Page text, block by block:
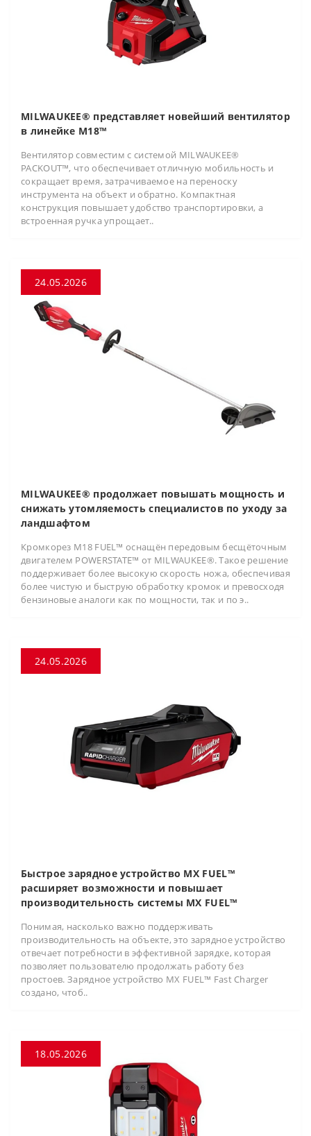
MILWAUKEE® представляет новейший вентилятор
в линейке M18™
Вентилятор совместим с системой MILWAUKEE®
PACKOUT™, что обеспечивает отличную мобильность и
сокращает время, затрачиваемое на переноску
инструмента на объект и обратно. Компактная
конструкция повышает удобство транспортировки, а
встроенная ручка упрощает..
24.05.2026
MILWAUKEE® продолжает повышать мощность и
снижать утомляемость специалистов по уходу за
ландшафтом
Кромкорез M18 FUEL™ оснащён передовым бесщёточным
двигателем POWERSTATE™ от MILWAUKEE®. Такое решение
поддерживает более высокую скорость ножа, обеспечивая
более чистую и быструю обработку кромок и превосходя
бензиновые аналоги как по мощности, так и по э..
24.05.2026
Быстрое зарядное устройство MX FUEL™
расширяет возможности и повышает
производительность системы MX FUEL™
Понимая, насколько важно поддерживать
производительность на объекте, это зарядное устройство
отвечает потребности в эффективной зарядке, которая
позволяет пользователю продолжать работу без
простоев. Зарядное устройство MX FUEL™ Fast Charger
создано, чтоб..
18.05.2026